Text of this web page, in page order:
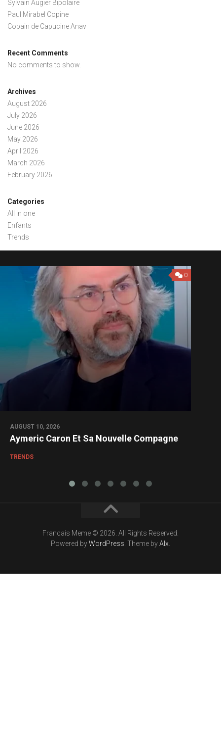
Sylvain Augier Bipolaire
Paul Mirabel Copine
Copain de Capucine Anav
Recent Comments
No comments to show.
Archives
August 2026
July 2026
June 2026
May 2026
April 2026
March 2026
February 2026
Categories
All in one
Enfants
Trends
0
AUGUST 10, 2026
Aymeric Caron Et Sa Nouvelle Compagne
TRENDS
Francais Meme © 2026. All Rights Reserved.
Powered byWordPress . Theme byAlx